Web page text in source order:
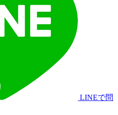
LINEで問